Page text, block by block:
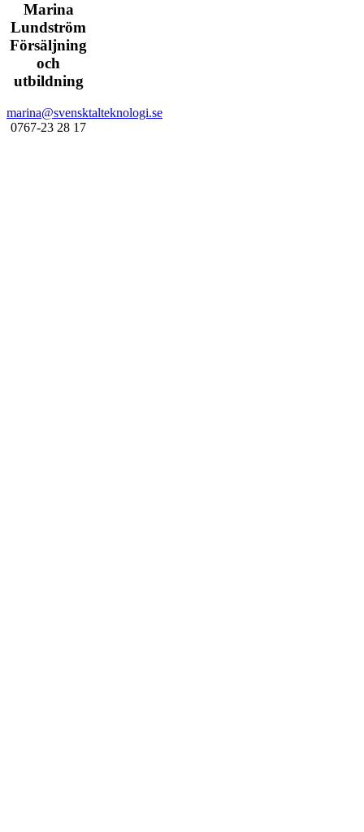
Marina
Lundström
Försäljning
och
utbildning
marina@svensktalteknologi.se
0767-23 28 17